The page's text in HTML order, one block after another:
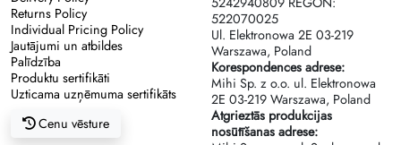
Returns Policy
Individual Pricing Policy
Jautājumi un atbildes
Palīdzība
Produktu sertifikāti
Uzticama uzņēmuma sertifikāts
Cenu vēsture
522070025
Ul. Elektronowa 2Е 03-219
Warszawa, Poland
Korespondences adrese:
Mihi Sp. z o.o. ul. Elektronowa
2Е 03-219 Warszawa, Poland
Atgrieztās produkcijas
nosūtīšanas adrese: